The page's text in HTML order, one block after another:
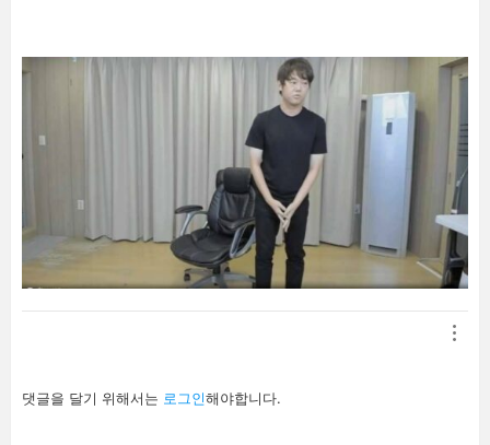
답
글
댓글을 달기 위해서는 로그인해야합니다.